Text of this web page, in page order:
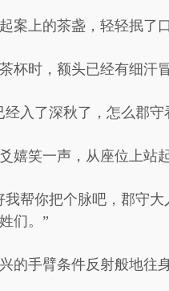
案上的茶盏，轻轻抿了口
杯时，额头已经有细汗冒
经入了深秋了，怎么郡
嬉笑一声，从座位上站
我帮你把个脉吧，郡守
们。”
的手臂条件反射般地往